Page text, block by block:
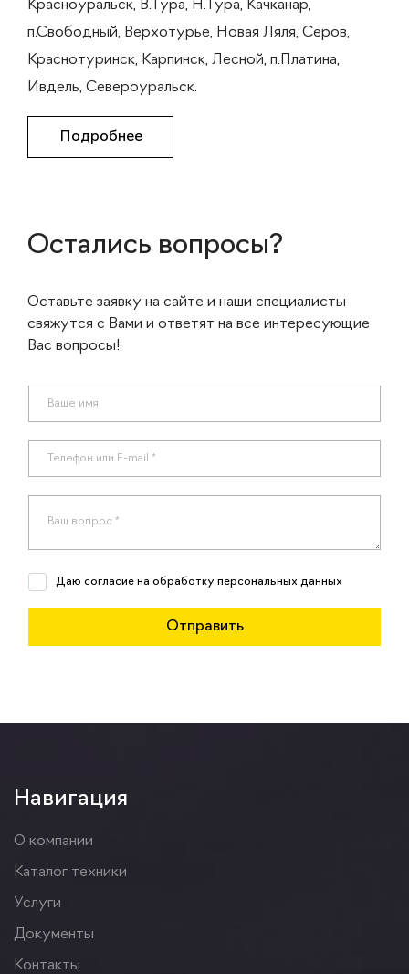
Красноуральск, В.Тура, Н.Тура, Качканар,
п.Свободный, Верхотурье, Новая Ляля, Серов,
Краснотуринск, Карпинск, Лесной, п.Платина,
Ивдель, Североуральск.
Подробнее
Остались вопросы?
Оставьте заявку на сайте и наши специалисты
свяжутся с Вами и ответят на все интересующие
Вас вопросы!
Даю согласие на обработку персональных данных
Навигация
О компании
Каталог техники
Услуги
Документы
Контакты